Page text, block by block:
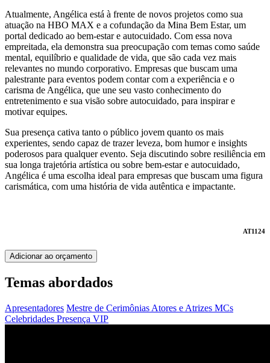
Atualmente, Angélica está à frente de novos projetos como sua
atuação na HBO MAX e a cofundação da Mina Bem Estar, um
portal dedicado ao bem-estar e autocuidado. Com essa nova
empreitada, ela demonstra sua preocupação com temas como saúde
mental, equilíbrio e qualidade de vida, que são cada vez mais
relevantes no mundo corporativo. Empresas que buscam uma
palestrante para eventos podem contar com a experiência e o
carisma de Angélica, que une seu vasto conhecimento do
entretenimento e sua visão sobre autocuidado, para inspirar e
motivar equipes.
Sua presença cativa tanto o público jovem quanto os mais
experientes, sendo capaz de trazer leveza, bom humor e insights
poderosos para qualquer evento. Seja discutindo sobre resiliência em
sua longa trajetória artística ou sobre bem-estar e autocuidado,
Angélica é uma escolha ideal para empresas que buscam uma figura
carismática, com uma história de vida autêntica e impactante.
AT1124
Adicionar ao orçamento
Temas abordados
Apresentadores Mestre de Cerimônias Atores e Atrizes MCs
Celebridades Presença VIP